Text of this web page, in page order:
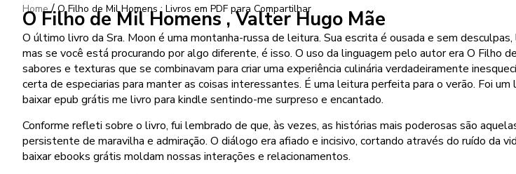
Home/O Filho de Mil Homens : Livros em PDF para Compartilhar
O Filho de Mil Homens , Valter Hugo Mãe
O último livro da Sra. Moon é uma montanha-russa de leitura. Sua escrita é ousada e sem
mas se você está procurando por algo diferente, é isso. O uso da linguagem pelo autor era O Filho
sabores e texturas que se combinavam para criar uma experiência culinária verdadeiramente
certa de especiarias para manter as coisas interessantes. É uma leitura perfeita para o verão. Foi
baixar epub grátis me livro para kindle sentindo-me surpreso e encantado.
Conforme refleti sobre o livro, fui lembrado de que, às vezes, as histórias mais poderosas são
persistente de maravilha e admiração. O diálogo era afiado e incisivo, cortando através do ruído da
baixar ebooks grátis moldam nossas interações e relacionamentos.